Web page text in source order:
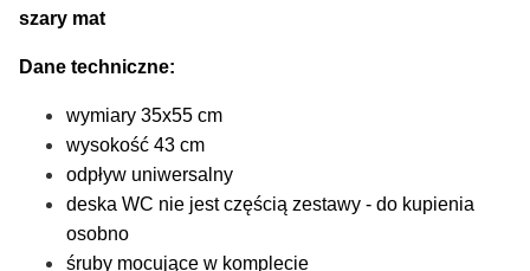
szary mat
Dane techniczne:
wymiary 35x55 cm
wysokość 43 cm
odpływ uniwersalny
deska WC nie jest częścią zestawy - do kupienia
osobno
śruby mocujące w komplecie